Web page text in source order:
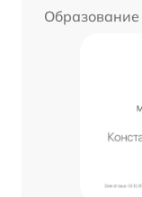
Образование